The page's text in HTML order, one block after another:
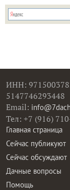
ИНН:
5147746293448
Email:
Тел: +7 (916)
Главная страница
Сейчас публикуют
Сейчас обсуждают
Дачные вопросы
Помощь